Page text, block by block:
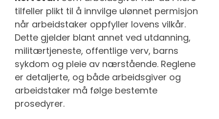
tilfeller plikt til å innvilge ulønnet permisjon
når arbeidstaker oppfyller lovens vilkår.
Dette gjelder blant annet ved utdanning,
militærtjeneste, offentlige verv, barns
sykdom og pleie av nærstående. Reglene
er detaljerte, og både arbeidsgiver og
arbeidstaker må følge bestemte
prosedyrer.